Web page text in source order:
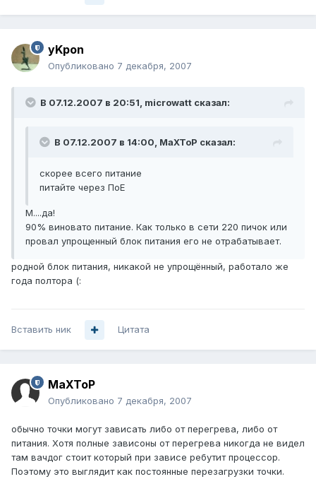
yKpon
Опубликовано 7 декабря, 2007
В 07.12.2007 в 20:51, microwatt сказал:
В 07.12.2007 в 14:00, MaXToP сказал:
скорее всего питание
питайте через ПоЕ
М....да!
90% виновато питание. Как только в сети 220 пичок или
провал упрощенный блок питания его не отрабатывает.
родной блок питания, никакой не упрощённый, работало же
года полтора (:
Вставить ник Цитата
MaXToP
Опубликовано 7 декабря, 2007
обычно точки могут зависать либо от перегрева, либо от
питания. Хотя полные зависоны от перегрева никогда не видел
там вачдог стоит который при зависе ребутит процессор.
Поэтому это выглядит как постоянные перезагрузки точки.